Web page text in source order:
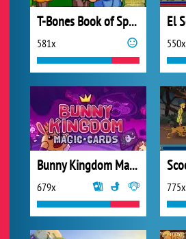
T-Bones Book of Spells
581x 550x
Bunny Kingdom Magic Cards
679x 775x